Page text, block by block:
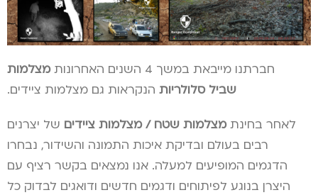
חברתנו מייבאת במשך 4 השנים האחרונות
מצלמות
שביל סלולריות הנקראות גם מצלמות ציידים.
לאחר בחינתמצלמות שטח / מצלמות ציידים של יצרנים
רבים בעולם ובדיקת איכות התמונה והשידור, נבחרו
הדגמים המופיעים למעלה. אנו נמצאים בקשר רציף עם
היצרן בנוגע לפיתוחים ודגמים חדשים ודואגים לבדוק כל